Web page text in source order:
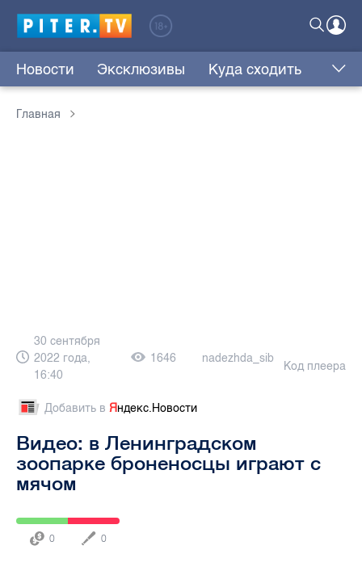
Новости Эксклюзивы Куда сходить
Главная
30 сентября
2022 года,
16:40
1646 nadezhda_sib
Код плеера
Добавить в Яндекс.Новости
Видео: в Ленинградском
зоопарке броненосцы играют с
мячом
0 0